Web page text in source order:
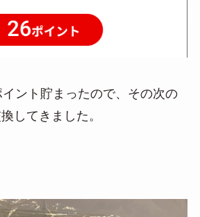
ント貯まったので、その次の
してきました。